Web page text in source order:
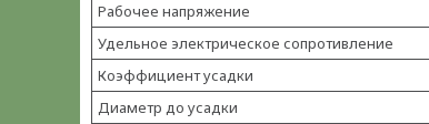
Рабочее напряжение
Удельное электрическое сопротивление
Коэффициент усадки
Диаметр до усадки